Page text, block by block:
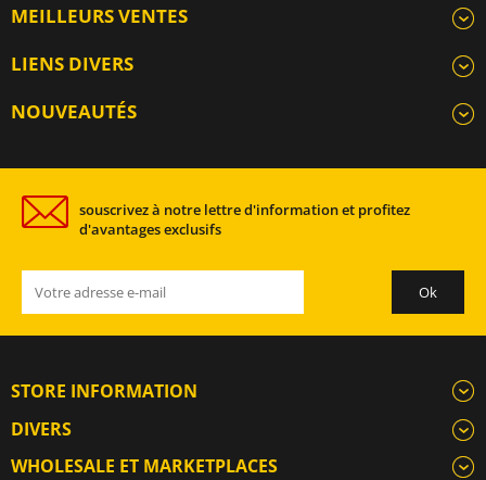
MEILLEURS VENTES
LIENS DIVERS
NOUVEAUTÉS
souscrivez à notre lettre d'information et profitez
d'avantages exclusifs
STORE INFORMATION
DIVERS
WHOLESALE ET MARKETPLACES